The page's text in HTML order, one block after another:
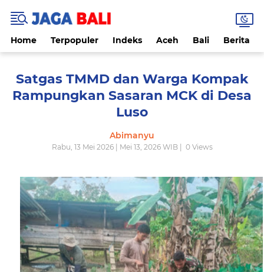
Home Terpopuler Indeks Aceh Bali Berita
Satgas TMMD dan Warga Kompak
Rampungkan Sasaran MCK di Desa
Luso
Abimanyu
Rabu, 13 Mei 2026 | Mei 13, 2026 WIB | 0Views